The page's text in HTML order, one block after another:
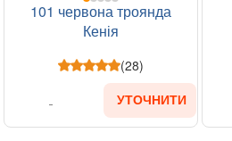
101 червона троянда
Кенія
(28)
УТОЧНИТИ